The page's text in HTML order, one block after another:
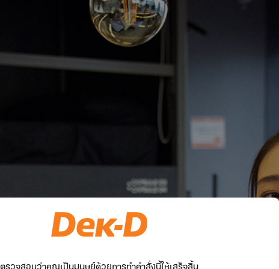
ตรวจสอบว่าคุณเป็นมนุษย์ด้วยการทำคำสั่งนี้ให้เสร็จสิ้น